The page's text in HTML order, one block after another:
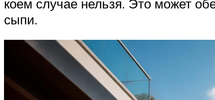
коем случае нельзя. Это может
сыпи.